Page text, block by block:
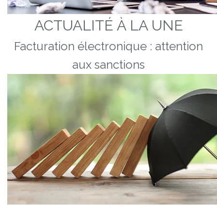
ACTUALITÉ À LA UNE
Facturation électronique : attention
aux sanctions